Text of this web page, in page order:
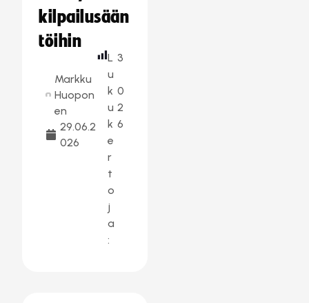
kilpailusään
töihin
Markku
Huopon
en
29.06.2
026
L
u
k
u
k
e
r
t
o
j
a
:
3
0
2
6